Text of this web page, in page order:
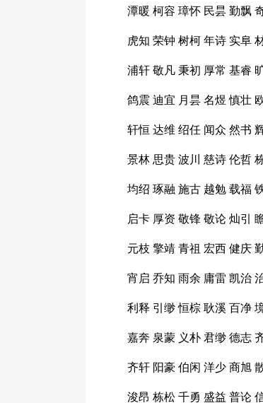
潭暖 柯容 璋怀 民昙 勤飘
虎知 荣钟 树柯 年诗 实阜
浦轩 敬凡 秉初 厚常 基睿
鸽震 迪宜 月昙 名煜 慎壮
轩恒 达维 绍任 闻众 然书
景林 思贵 波川 慈诗 伦哲
均绍 琢融 施古 越勉 载福
启卡 厚资 敬锋 敬论 灿引
元枝 擎靖 青祖 宏西 健庆
宵启 乔知 雨余 庸雷 凯治
利释 引缈 恒棕 耿溪 百净
嘉奔 泉蒙 义朴 君缈 德志
齐轩 阳豪 伯闲 洋少 商旭
浚昂 栋松 千勇 盛益 普论